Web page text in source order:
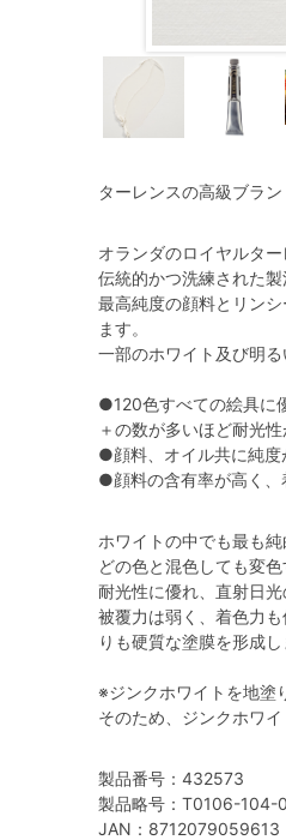
ターレンスの高級ブラ
オランダのロイヤルタ
伝統的かつ洗練された
最高純度の顔料とリン
ます。
一部のホワイト及び明
●120色すべての絵具に
＋の数が多いほど耐光性
●顔料、オイル共に純度
●顔料の含有率が高く、
ホワイトの中でも最も
どの色と混色しても変
耐光性に優れ、直射日光
被覆力は弱く、着色力
りも硬質な塗膜を形成し
※ジンクホワイトを地塗
そのため、ジンクホワ
製品番号：432573
製品略号：T0106-104-0
JAN：8712079059613